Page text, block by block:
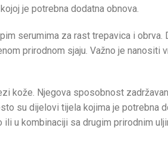
je potrebna dodatna obnova.
serumima za rast trepavica i obrva.
prirodnom sjaju. Važno je
kože. Njegova sposobnost
su dijelovi tijela kojima je potrebna
u kombinaciji sa drugim prirodnim